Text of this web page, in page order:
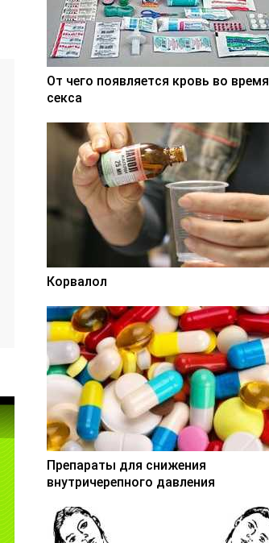
От чего появляется кровь во время
секса
Корвалол
Препараты для снижения
внутричерепного давления